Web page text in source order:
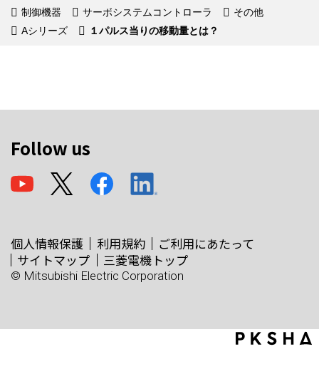
制御機器
サーボシステムコントローラ
その他
Aシリーズ
１パルス当りの移動量とは？
Follow us
個人情報保護 利用規約
ご利用にあたって
サイトマップ
三菱電機トップ
© Mitsubishi Electric Corporation